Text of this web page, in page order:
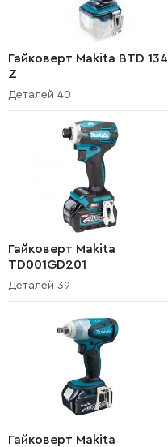
Гайковерт Makita BTD 134
Z
Деталей 40
Гайковерт Makita
TD001GD201
Деталей 39
Гайковерт Makita